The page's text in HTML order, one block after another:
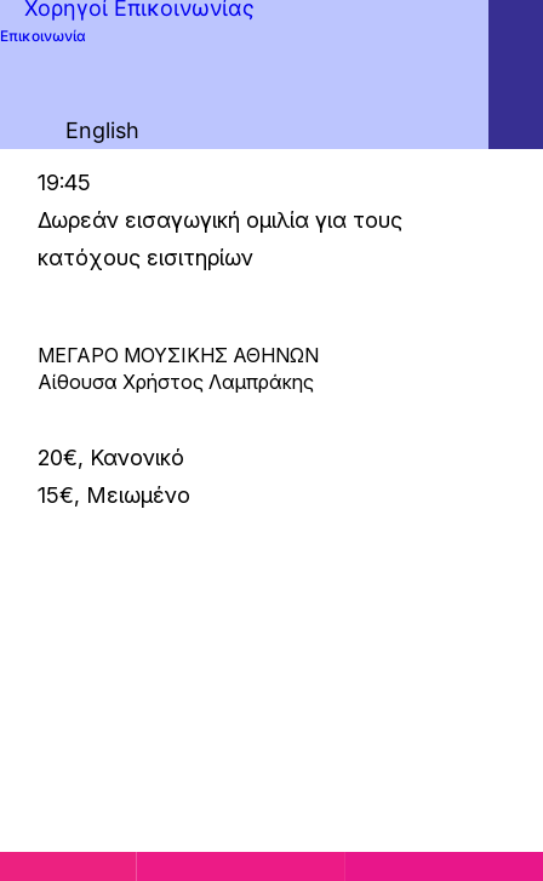
Χορηγοί Επικοινωνίας
Επικοινωνία
English
τεράστιο μεταφυσικό βάθος αλλά και
νεανική φρεσκάδα, που διευθύνει ο
της Κ.Ο.Α. Βασίλης Χριστόπουλος.
19:45
Δωρεάν εισαγωγική ομιλία για τους
κατόχους εισιτηρίων
ΜΕΓΑΡΟ ΜΟΥΣΙΚΗΣ ΑΘΗΝΩΝ
Αίθουσα Χρήστος Λαμπράκης
20€, Κανονικό
15€, Μειωμένο